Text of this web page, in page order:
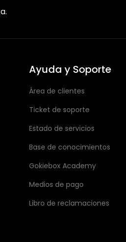
Ayuda y Soporte
Área de clientes
Ticket de soporte
Estado de servicios
Base de conocimientos
Gokiebox Academy
Medios de pago
Libro de reclamaciones